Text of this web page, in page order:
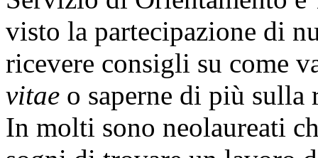
visto la partecipazione di
ricevere consigli su come
vitae o saperne di più
In molti sono neolaureati